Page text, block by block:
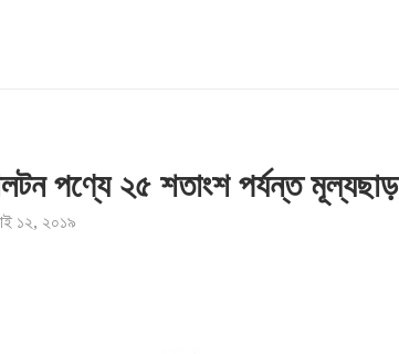
পণ্যে ২৫ শতাংশ পর্যন্ত মূল্যছাড়
১২, ২০১৯